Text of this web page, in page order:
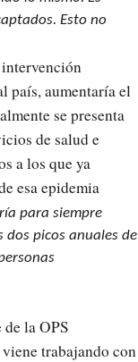
Esto no
país, aumentaría el
se presenta
de salud e
a los que ya
esa epidemia
para siempre
picos anuales de
la OPS
trabajando con